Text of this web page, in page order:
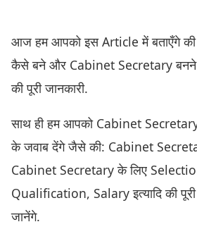
आज हम आपको इस Article में बताएँगे
कैसे बने और Cabinet Secretary बनने
की पूरी जानकारी.
साथ ही हम आपको Cabinet
के जवाब देंगे जैसे की: Cabinet
Cabinet Secretary के लिए
Qualification, Salary इत्यादि की पूरी
जानेंगे.